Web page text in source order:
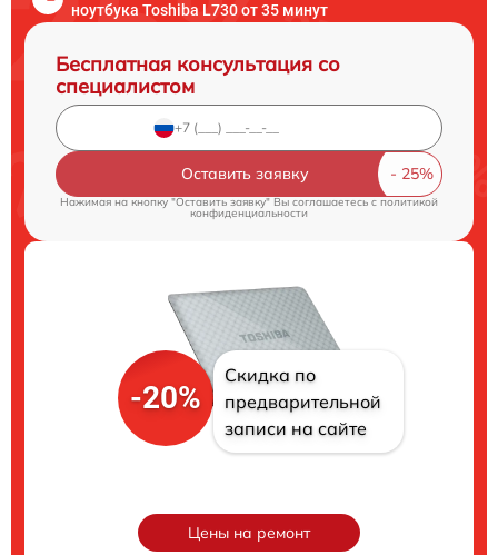
ноутбука Toshiba L730 от 35 минут
Бесплатная консультация со
специалистом
Оставить заявку
Нажимая на кнопку "Оставить заявку" Вы соглашаетесь cполитикой
конфиденциальности
-20%
Скидка по
предварительной
записи на сайте
Цены на ремонт